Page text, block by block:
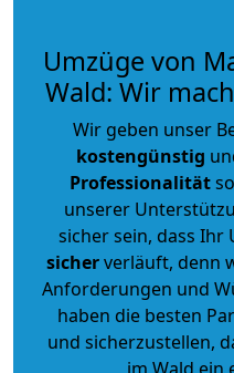
Umzüge von
Wald: Wir
Wir geben unser
kostengünstig
Professionalität
unserer
sicher sein, dass Ihr
sicherverläuft, denn
Anforderungen und
haben die besten
und sicherzustellen,
im Wald ein